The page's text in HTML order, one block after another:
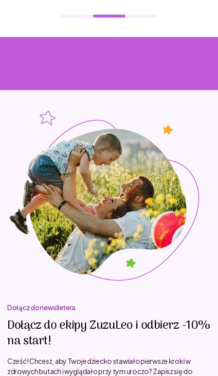
Dołącz do newslletera
Dołącz do ekipy ZuzuLeo i odbierz -10%
na start!
Cześć! Chcesz, aby Twoje dziecko stawiało pierwsze kroki w
zdrowych butach i wyglądało przy tym uroczo? Zapisz się do